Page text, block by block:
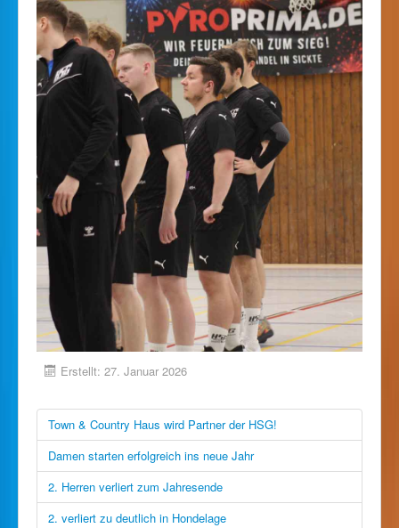
Erstellt: 27. Januar 2026
Town & Country Haus wird Partner der HSG!
Damen starten erfolgreich ins neue Jahr
2. Herren verliert zum Jahresende
2. verliert zu deutlich in Hondelage